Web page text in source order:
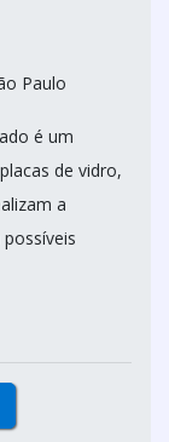
Paulo
é um
de vidro,
a